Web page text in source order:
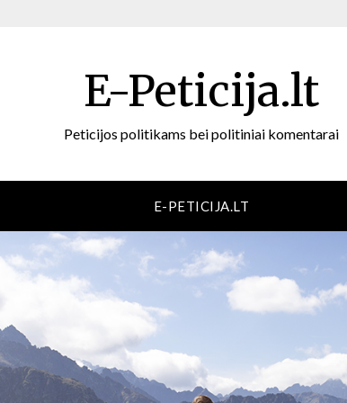
E-Peticija.lt
Peticijos politikams bei politiniai komentarai
E-PETICIJA.LT